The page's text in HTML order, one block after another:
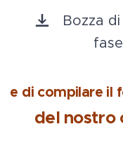
Bozza
e di compilare il
del nostro